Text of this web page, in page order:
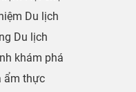
Du lịch
Du lịch
khám phá
ẩm thực